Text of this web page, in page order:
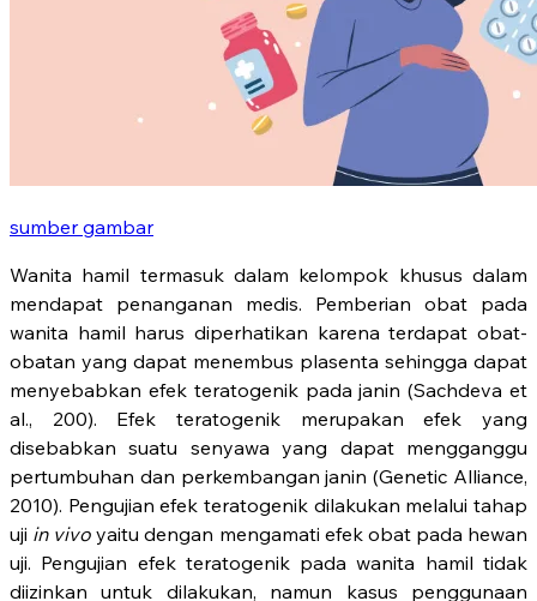
sumber gambar
Wanita hamil termasuk dalam kelompok khusus dalam
mendapat penanganan medis. Pemberian obat pada
wanita hamil harus diperhatikan karena terdapat obat-
obatan yang dapat menembus plasenta sehingga dapat
menyebabkan efek teratogenik pada janin (Sachdeva et
al., 200). Efek teratogenik merupakan efek yang
disebabkan suatu senyawa yang dapat mengganggu
pertumbuhan dan perkembangan janin (Genetic Alliance,
2010). Pengujian efek teratogenik dilakukan melalui tahap
uji in vivo yaitu dengan mengamati efek obat pada hewan
uji. Pengujian efek teratogenik pada wanita hamil tidak
diizinkan untuk dilakukan, namun kasus penggunaan